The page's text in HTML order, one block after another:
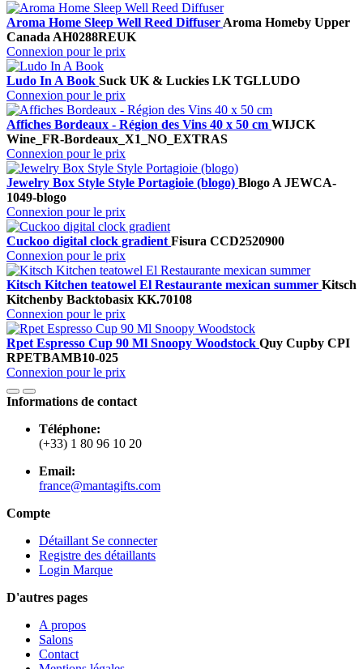
Aroma Home Sleep Well Reed Diffuser Aroma Homeby Upper
Canada AH0288REUK
Connexion pour le prix
Ludo In A Book Suck UK & Luckies LK TGLLUDO
Connexion pour le prix
Affiches Bordeaux - Région des Vins 40 x 50 cm WIJCK
Wine_FR-Bordeaux_X1_NO_EXTRAS
Connexion pour le prix
Jewelry Box Style Style Portagioie (blogo) Blogo A JEWCA-
1049-blogo
Connexion pour le prix
Cuckoo digital clock gradient Fisura CCD2520900
Connexion pour le prix
Kitsch Kitchen teatowel El Restaurante mexican summer Kitsch
Kitchenby Backtobasix KK.70108
Connexion pour le prix
Rpet Espresso Cup 90 Ml Snoopy Woodstock Quy Cupby CPI
RPETBAMB10-025
Connexion pour le prix
Informations de contact
Téléphone:
(+33) 1 80 96 10 20
Email:
france@mantagifts.com
Compte
Détaillant Se connecter
Registre des détaillants
Login Marque
D'autres pages
A propos
Salons
Contact